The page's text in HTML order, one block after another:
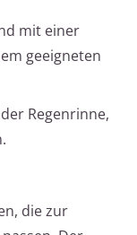
mit einer
geeigneten
Regenrinne,
die zur